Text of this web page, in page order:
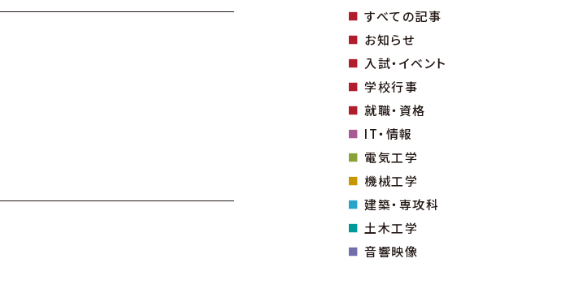
すべての記事
お知らせ
入試・イベント
学校行事
就職・資格
IT・情報
電気工学
機械工学
建築・専攻科
土木工学
音響映像